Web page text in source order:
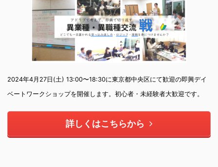
2024年4月27日(土) 13:00〜18:30に東京都中央区にて歓迎の即興デイ
ベートワークショップを開催します。初心者・未経験者大歓迎です。
詳しくはこちらから